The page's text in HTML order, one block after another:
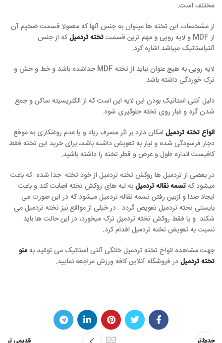
مختلف است.
از مشخصات این تخته ها میتوان به جنس آنها که معمولا قسمت ضخیم آن
از MDF و لایه رویی و مهم ترین قسمت
تخته تردمیلکه از جنس
آنتیاستاتیک میباشد اشاره کرد.
لایه رویی به هیچ عنوان نباید از تخته MDF جداشده باشد و خط و خش و
ترک خوردگی داشته باشد.
دلیل آنتی استاتیک بودن این لایه این است که از الکتریسیته ساکن و جمع
شدن گرد و غبار روی تخته جلوگیری شود.
انواع تخته تردمیل امکان دارد بر اثر مصرف زیاد و یا عدم روغنکاری به موقع
دچار فرسودگی شده و نیاز به تعویض داشته باشد، برای خرید این تخته فقط
کافیست اندازه طول و عرض و قطر تخته را داشته باشید.
در بعضی از تردمیل ها روکش تخته تردمیل از خود تخته جدا شده که باعث
میشود کهتسمه نقاله تردمیلبه لبه های روکش تخته اصابت کند و باعث
ایجاد صدا و ازبین رفتن تسمه نقاله تردمیل میشود که در این صورت می
بایستی تخته تردمیل تعویض گردد . در خیلی از مواقع نیز تخته تردمیل می
شکند و یا فقط روکش تخته تردمیل ترک میخورد، در این حالت ها باید
نسبت به تعویض تخته تردمیل اقدام کرد.
جهت مشاهده انواخ تخته تردمیل خانگی آنتی استاتیک می توانید بهمنو
تخته تردمیلدر فروشگاه آنلاین کافه ورزش مراجعه نمایید.